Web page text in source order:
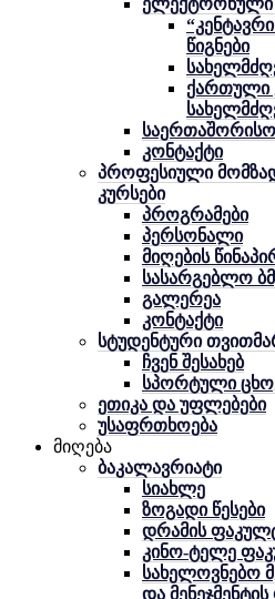
ელექტრონული
წიგნები
ქართული
საერთაშორისო
კონტაქტი
პროფესიული
კურსები
პროგრამები
პერსონალი
მიღების
სასარგებლო
გალერეა
კონტაქტი
სტუდენტური
ჩვენ შესახებ
სპორტული
ეთიკა და უფლებები
უსაფრთხოება
მიღება
ბაკალავრიატი
სიახლე
ზოგადი წესები
დრამის
კინო-ტელე
სახელოვნებო
და